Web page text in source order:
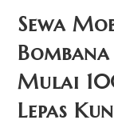
Sewa
Mulai
Lepas